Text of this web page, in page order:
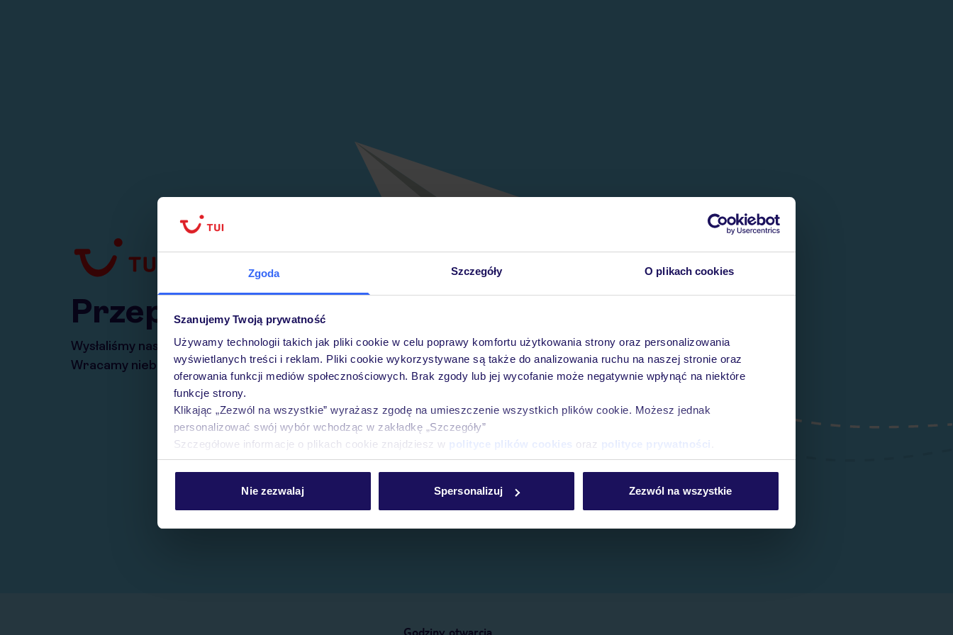
Zgoda Szczegóły O plikach cookies
Szanujemy Twoją prywatność
Używamy technologii takich jak pliki cookie w celu poprawy komfortu użytkowania strony oraz personalizowania
wyświetlanych treści i reklam. Pliki cookie wykorzystywane są także do analizowania ruchu na naszej stronie oraz
oferowania funkcji mediów społecznościowych. Brak zgody lub jej wycofanie może negatywnie wpłynąć na niektóre
funkcje strony.
Klikając „Zezwól na wszystkie” wyrażasz zgodę na umieszczenie wszystkich plików cookie. Możesz jednak
personalizować swój wybór wchodząc w zakładkę „Szczegóły”
Szczegółowe informacje o plikach cookie znajdziesz w polityce plików cookies oraz polityce prywatności
Nie zezwalaj Spersonalizuj Zezwól na wszystkie
Przepraszamy
Wysłaliśmy nasz serwis na krótkie wakacje.
Wracamy niebawem!
Godziny otwarcia